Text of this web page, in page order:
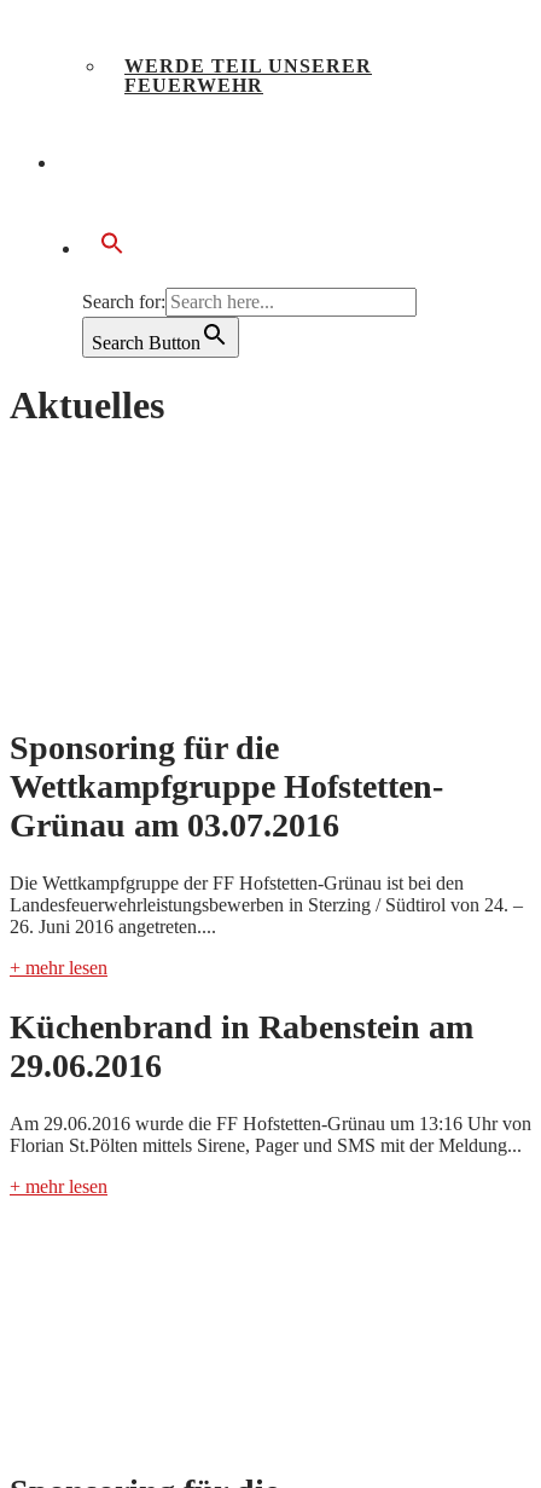
WERDE TEIL UNSERER
FEUERWEHR
Search for:
Search Button
Aktuelles
Sponsoring für die
Wettkampfgruppe Hofstetten-
Grünau am 03.07.2016
Die Wettkampfgruppe der FF Hofstetten-Grünau ist bei den
Landesfeuerwehrleistungsbewerben in Sterzing / Südtirol von 24. –
26. Juni 2016 angetreten....
+ mehr lesen
Küchenbrand in Rabenstein am
29.06.2016
Am 29.06.2016 wurde die FF Hofstetten-Grünau um 13:16 Uhr von
Florian St.Pölten mittels Sirene, Pager und SMS mit der Meldung...
+ mehr lesen